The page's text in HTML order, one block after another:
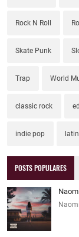
Rock N Roll
Skate Punk
Trap World
classic rock
indie pop
POSTS POPULARES